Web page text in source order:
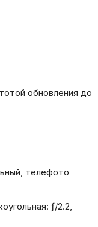
обновления до
телефото
ƒ/2.2,